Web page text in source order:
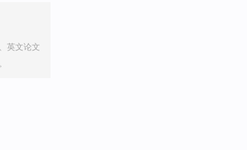
英文论文